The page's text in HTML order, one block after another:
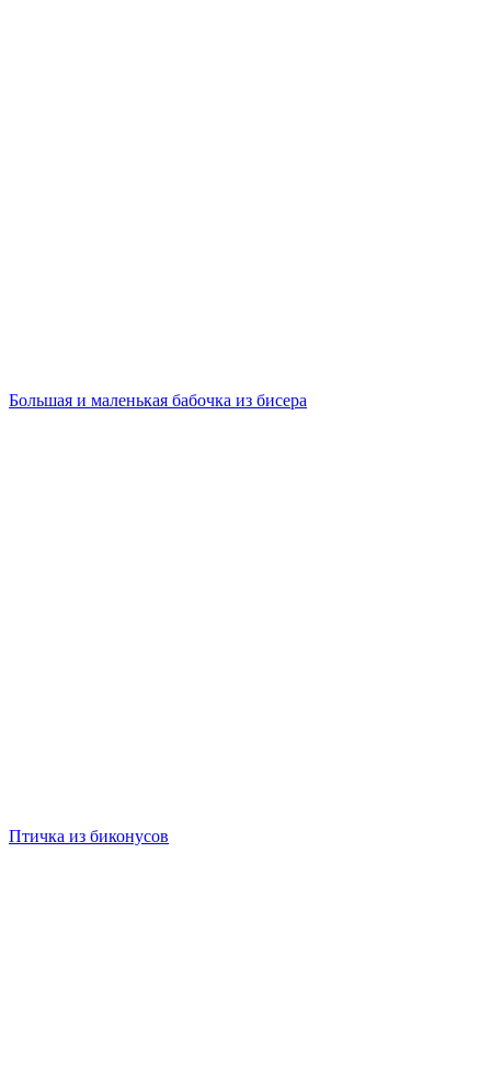
Большая и маленькая бабочка из бисера
Птичка из биконусов